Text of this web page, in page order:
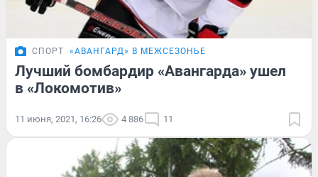
СПОРТ «АВАНГАРД» В МЕЖСЕЗОНЬЕ
Лучший бомбардир «Авангарда» ушел
в «Локомотив»
11 июня, 2021, 16:26 4 886 11